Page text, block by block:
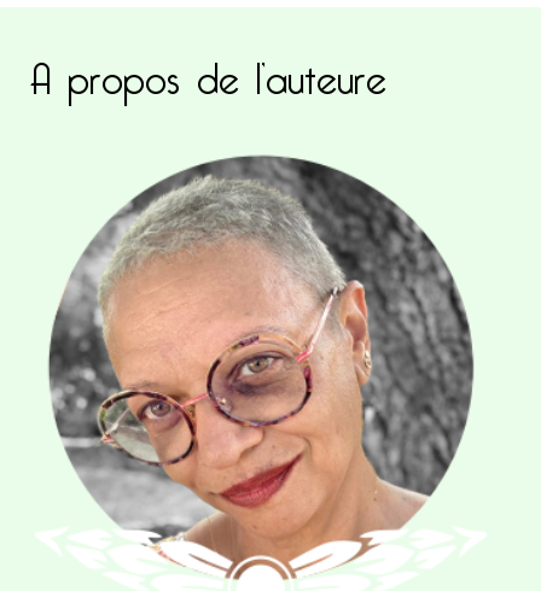
A propos de l’auteure